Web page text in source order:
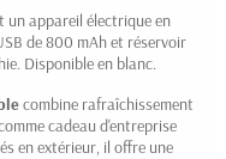
un appareil électrique en
de 800 mAh et réservoir
Disponible en blanc.
combine rafraîchissement
cadeau d'entreprise
en extérieur, il offre une